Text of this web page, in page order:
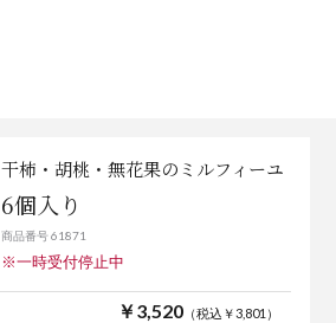
干柿・胡桃・無花果のミルフィーユ
6個入り
商品番号 61871
※一時受付停止中
￥3,520（税込￥3,801）